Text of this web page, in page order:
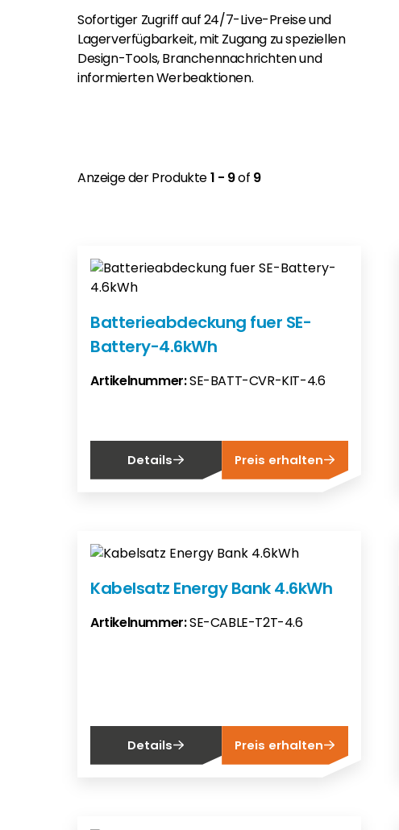
Sofortiger Zugriff auf 24/7-Live-Preise und
Lagerverfügbarkeit, mit Zugang zu speziellen
Design-Tools, Branchennachrichten und
informierten Werbeaktionen.
Anzeige der Produkte1 - 9of 9
Batterieabdeckung fuer SE-
Battery-4.6kWh
Artikelnummer:SE-BATT-CVR-KIT-4.6
Details Preis erhalten
Kabelsatz Energy Bank 4.6kWh
Artikelnummer:SE-CABLE-T2T-4.6
Details Preis erhalten